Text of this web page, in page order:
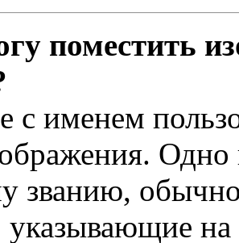
поместить
с именем
званию, обычно
указывающие